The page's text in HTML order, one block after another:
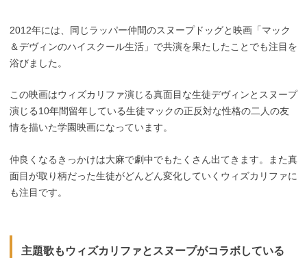
2012年には、同じラッパー仲間のスヌープドッグと映画「マック
＆デヴィンのハイスクール生活」で共演を果たしたことでも注目を
浴びました。
この映画はウィズカリファ演じる真面目な生徒デヴィンとスヌープ
演じる10年間留年している生徒マックの正反対な性格の二人の友
情を描いた学園映画になっています。
仲良くなるきっかけは大麻で劇中でもたくさん出てきます。また真
面目が取り柄だった生徒がどんどん変化していくウィズカリファに
も注目です。
主題歌もウィズカリファとスヌープがコラボしている